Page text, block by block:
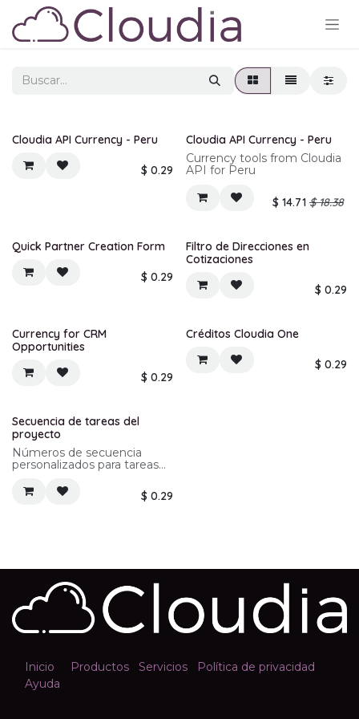
Ir al contenido
Cloudia API Currency - Peru
$ 0.29
Nuevo
Cloudia API Currency - Peru
Currency tools from Cloudia
API for Peru
$ 14.71 $18.38
¡Nuevo!
Quick Partner Creation Form
$ 0.29 ¡Nuevo!
Filtro de Direcciones en
Cotizaciones
$ 0.29
¡Nuevo!
Currency for CRM
Opportunities
$ 0.29
Créditos Cloudia One
$ 0.29
¡Nuevo!
Secuencia de tareas del
proyecto
Números de secuencia
personalizados para tareas
Permite números de
secuencia de proyecto
$ 0.29
Inicio Productos Servicios
Política de privacidad
Ayuda